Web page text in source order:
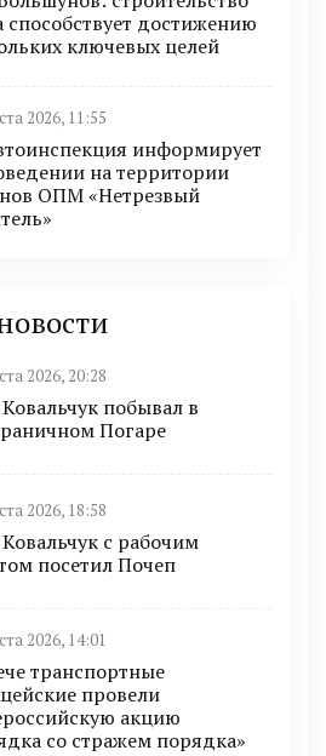
достижению
ключевых целей
2026, 11:55
информирует
на территории
ОПМ «Нетрезвый
2026, 20:28
побывал в
Погаре
2026, 18:58
с рабочим
посетил Почеп
2026, 14:01
транспортные
провели
акцию
со стражем порядка»